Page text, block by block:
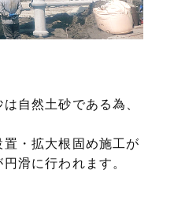
自然土砂である為、
・拡大根固め施工が
滑に行われます。